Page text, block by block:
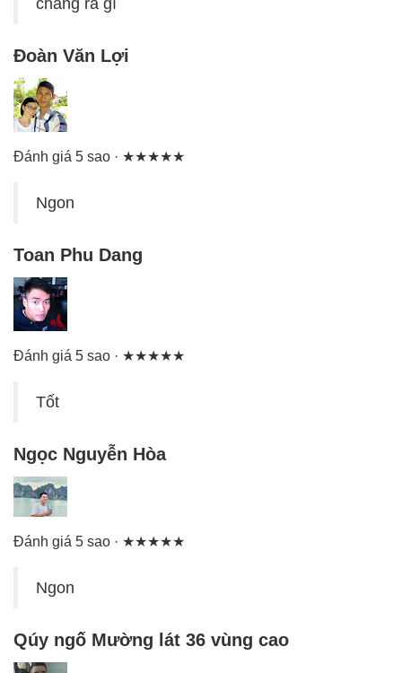
chẳng ra gì
Đoàn Văn Lợi
Đánh giá 5 sao · ★★★★★
Ngon
Toan Phu Dang
Đánh giá 5 sao · ★★★★★
Tốt
Ngọc Nguyễn Hòa
Đánh giá 5 sao · ★★★★★
Ngon
Qúy ngố Mường lát 36 vùng cao